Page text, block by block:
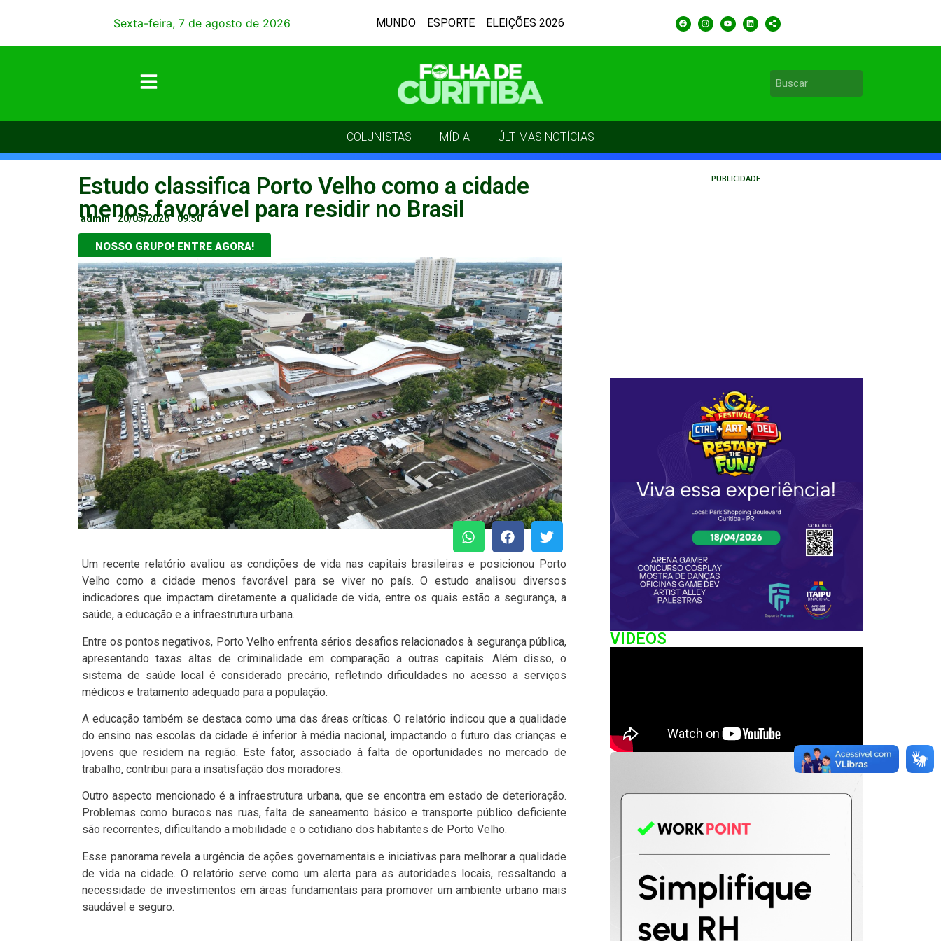
Sexta-feira, 7 de agosto de 2026 MUNDO ESPORTE ELEIÇÕES 2026
COLUNISTAS MÍDIA ÚLTIMAS NOTÍCIAS
Estudo classifica Porto Velho como a cidade
menos favorável para residir no Brasil
admin 20/05/2026 09:50
NOSSO GRUPO! ENTRE AGORA!
Um recente relatório avaliou as condições de vida nas capitais brasileiras e posicionou Porto
Velho como a cidade menos favorável para se viver no país. O estudo analisou diversos
indicadores que impactam diretamente a qualidade de vida, entre os quais estão a segurança, a
saúde, a educação e a infraestrutura urbana.
Entre os pontos negativos, Porto Velho enfrenta sérios desafios relacionados à segurança pública,
apresentando taxas altas de criminalidade em comparação a outras capitais. Além disso, o
sistema de saúde local é considerado precário, refletindo dificuldades no acesso a serviços
médicos e tratamento adequado para a população.
A educação também se destaca como uma das áreas críticas. O relatório indicou que a qualidade
do ensino nas escolas da cidade é inferior à média nacional, impactando o futuro das crianças e
jovens que residem na região. Este fator, associado à falta de oportunidades no mercado de
trabalho, contribui para a insatisfação dos moradores.
Outro aspecto mencionado é a infraestrutura urbana, que se encontra em estado de deterioração.
Problemas como buracos nas ruas, falta de saneamento básico e transporte público deficiente
são recorrentes, dificultando a mobilidade e o cotidiano dos habitantes de Porto Velho.
Esse panorama revela a urgência de ações governamentais e iniciativas para melhorar a qualidade
de vida na cidade. O relatório serve como um alerta para as autoridades locais, ressaltando a
necessidade de investimentos em áreas fundamentais para promover um ambiente urbano mais
saudável e seguro.
PUBLICIDADE
VIDEOS